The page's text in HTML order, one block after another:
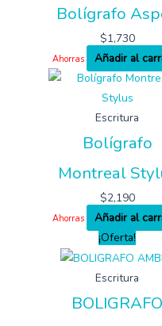
Bolígrafo
$1,730
Ahorras Añadir al
Escritura
Bolígrafo
Montreal
$2,190
Ahorras
Añadir al
¡Oferta!
Escritura
BOLIGRAFO